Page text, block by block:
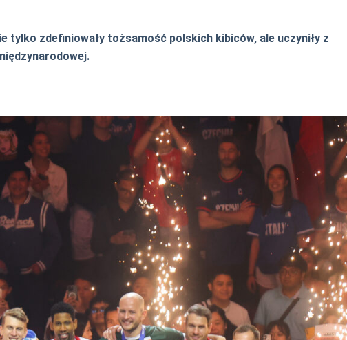
zdefiniowały tożsamość polskich kibiców, ale uczyniły z